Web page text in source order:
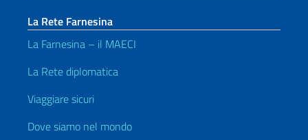
La Rete Farnesina
La Farnesina – il MAECI
La Rete diplomatica
Viaggiare sicuri
Dove siamo nel mondo